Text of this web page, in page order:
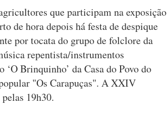
que participam na exposição
de hora depois há festa de despique
por tocata do grupo de folclore da
repentista/instrumentos
Brinquinho’ da Casa do Povo do
"Os Carapuças". A XXIV
19h30.